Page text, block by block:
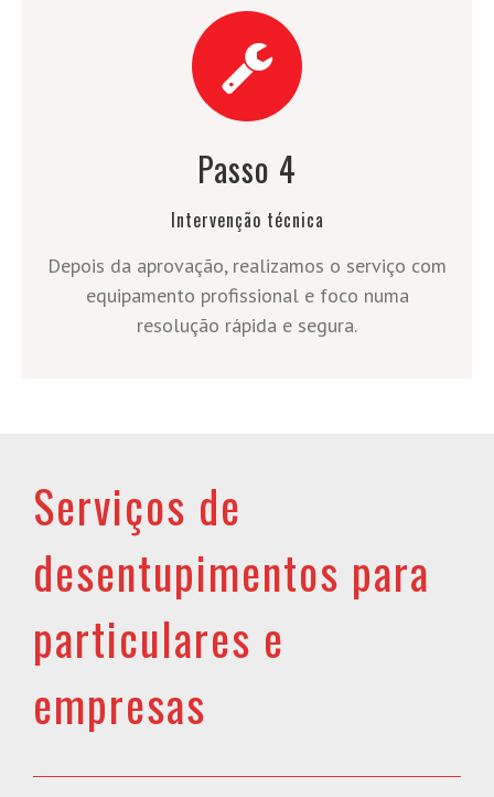
Passo 4
Intervenção técnica
Depois da aprovação, realizamos o serviço com
equipamento profissional e foco numa
resolução rápida e segura.
Serviços de
desentupimentos para
particulares e
empresas